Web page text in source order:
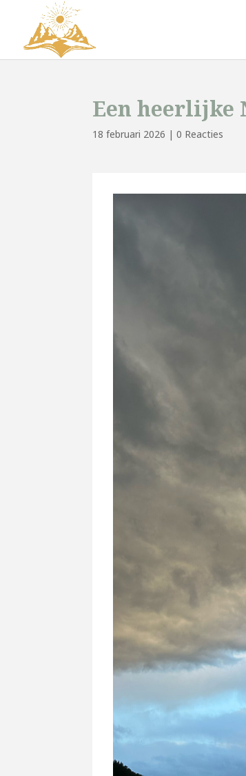
Een heerlijke
18 februari 2026 |0 Reacties